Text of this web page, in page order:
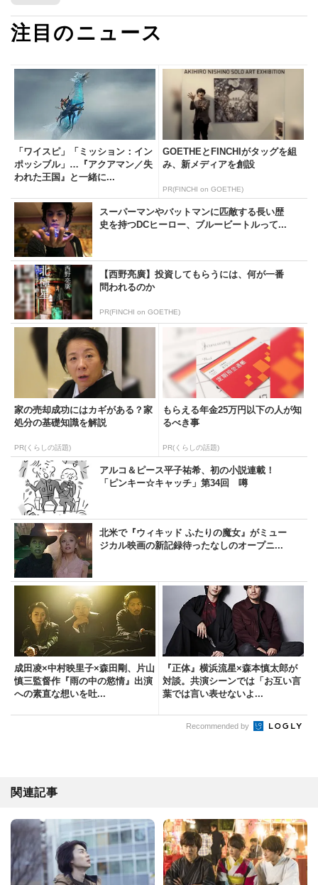
注目のニュース
「ワイスピ」「ミッション：イン
ポッシブル」…『アクアマン／失
われた王国』と一緒に...
GOETHEとFINCHIがタッグを組
み、新メディアを創設
PR(FINCHI on GOETHE)
スーパーマンやバットマンに匹敵する長い歴
史を持つDCヒーロー、ブルービートルって...
【西野亮廣】投資してもらうには、何が一番
問われるのか
PR(FINCHI on GOETHE)
家の売却成功にはカギがある？家
処分の基礎知識を解説
PR(くらしの話題)
もらえる年金25万円以下の人が知
るべき事
PR(くらしの話題)
アルコ＆ピース平子祐希、初の小説連載！
「ピンキー☆キャッチ」第34回 噂
北米で『ウィキッド ふたりの魔女』がミュー
ジカル映画の新記録待ったなしのオープニ...
成田凌×中村映里子×森田剛、片山
慎三監督作『雨の中の慾情』出演
への素直な想いを吐...
『正体』横浜流星×森本慎太郎が
対談。共演シーンでは「お互い言
葉では言い表せないよ...
Recommended by
関連記事